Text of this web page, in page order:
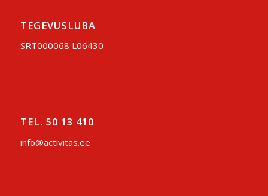
TEGEVUSLUBA
SRT000068 L06430
TEL. 50 13 410
info@activitas.ee